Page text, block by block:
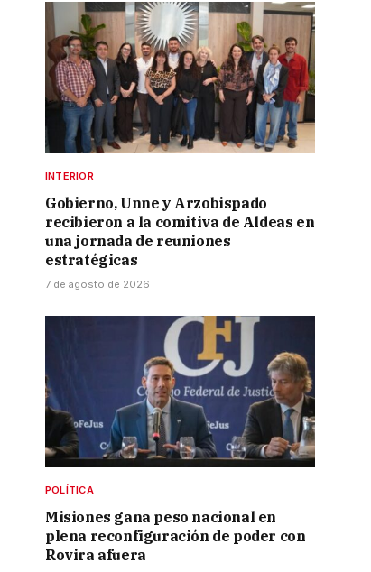
INTERIOR
Gobierno, Unne y Arzobispado
recibieron a la comitiva de Aldeas en
una jornada de reuniones
estratégicas
7 de agosto de 2026
POLÍTICA
Misiones gana peso nacional en
plena reconfiguración de poder con
Rovira afuera